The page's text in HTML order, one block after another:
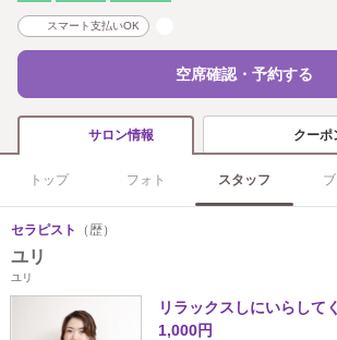
スマート支払いOK
空席確認・予約する
サロン情報 クーポ
トップ フォト スタッフ
セラピスト （歴）
ユリ
ユリ
リラックスしにいらして
1,000円